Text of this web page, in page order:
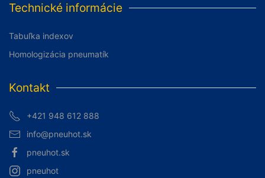
Technické informácie
Tabuľka indexov
Homologizácia pneumatík
Kontakt
+421 948 612 888
info@pneuhot.sk
pneuhot.sk
pneuhot